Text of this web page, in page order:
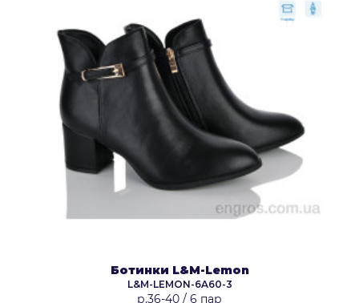
Ботинки L&M-Lemon
L&M-LEMON-6A60-3
р.36-40 / 6 пар